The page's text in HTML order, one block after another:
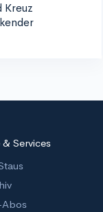
Kreuz
Services
Abos